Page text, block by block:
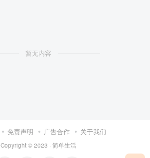
暂无内容
免责声明 广告合作 关于我们
Copyright © 2023 · 简单生活